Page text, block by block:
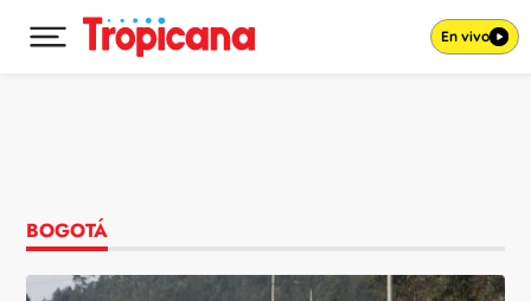
Desplegar menú principal En vivo
BOGOTÁ